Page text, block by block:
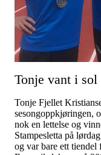
Tonje vant i
Tonje Fjellet
sesongoppkjøringen,
nok en lettelse og
Stampesletta på
og var bare ett tiendel